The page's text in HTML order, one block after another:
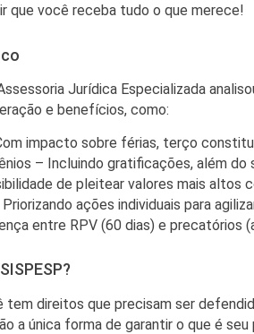
que você receba tudo o que merece!
Jurídica Especializada
e benefícios, como:
impacto sobre férias, terço
– Incluindo gratificações, além do
de pleitear valores mais altos
ações individuais para
entre RPV (60 dias) e precatórios
tem direitos que precisam ser
a única forma de garantir o que é